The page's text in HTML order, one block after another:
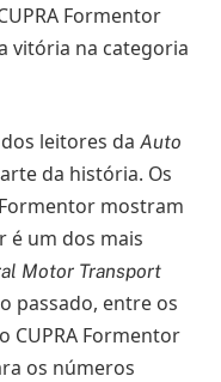
Formentor
vitória na categoria
leitores da Auto
da história. Os
mostram
é um dos mais
Motor Transport
passado, entre os
CUPRA Formentor
os números